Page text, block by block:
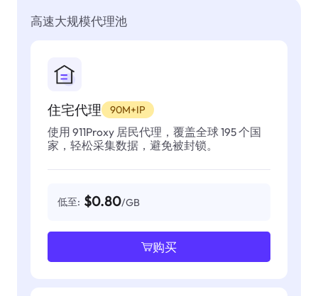
高速大规模代理池
住宅代理 90M+IP
使用 911Proxy 居民代理，覆盖全球 195 个国
家，轻松采集数据，避免被封锁。
低至: $0.80/GB
购买